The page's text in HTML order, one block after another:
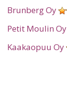
Brunberg Oy
Petit Moulin Oy
Kaakaopuu Oy